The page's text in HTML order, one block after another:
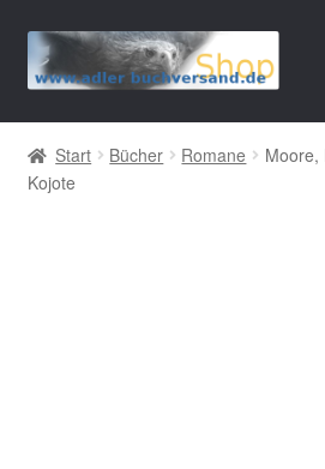
Zur
Navigation
Zum
Inhalt
AGB
Widerrufsbelehrung
Start Bücher Romane
Moore,
Kojote